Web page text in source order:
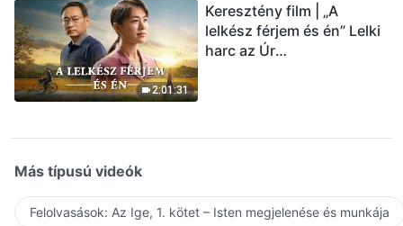
2:01:31
Keresztény film | „A
lelkész férjem és én” Lelki
harc az Úr
Más típusú videók
Felolvasások: Az Ige, 1. kötet – Isten megjelenése és munkája